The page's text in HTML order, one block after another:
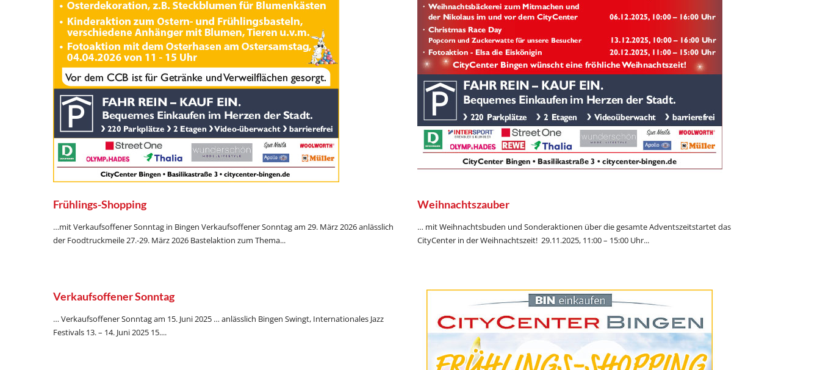
Frühlings-Shopping
…mit Verkaufsoffener Sonntag in Bingen Verkaufsoffener Sonntag am 29. März 2026 anlässlich
der Foodtruckmeile 27.-29. März 2026 Bastelaktion zum Thema...
Weihnachtszauber
… mit Weihnachtsbuden und Sonderaktionen über die gesamte Adventszeitstartet das
CityCenter in der Weihnachtszeit! 29.11.2025, 11:00 – 15:00 Uhr...
Verkaufsoffener Sonntag
… Verkaufsoffener Sonntag am 15. Juni 2025 … anlässlich Bingen Swingt, Internationales Jazz
Festivals 13. – 14. Juni 2025 15....